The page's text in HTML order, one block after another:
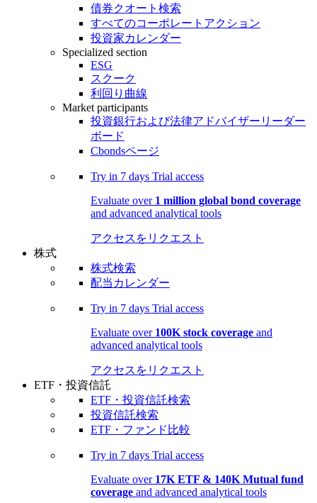
債券クオート検索
すべてのコーポレートアクション
投資家カレンダー
Specialized section
ESG
スクーク
利回り曲線
Market participants
投資銀行および法律アドバイザーリーダー
ボード
Cbondsページ
Try in 7 days Trial access
Evaluate over 1 million global bond coverage
and advanced analytical tools
アクセスをリクエスト
株式
株式検索
配当カレンダー
Try in 7 days Trial access
Evaluate over 100K stock coverage and
advanced analytical tools
アクセスをリクエスト
ETF・投資信託
ETF・投資信託検索
投資信託検索
ETF・ファンド比較
Try in 7 days Trial access
Evaluate over 17K ETF & 140K Mutual fund
coverage and advanced analytical tools